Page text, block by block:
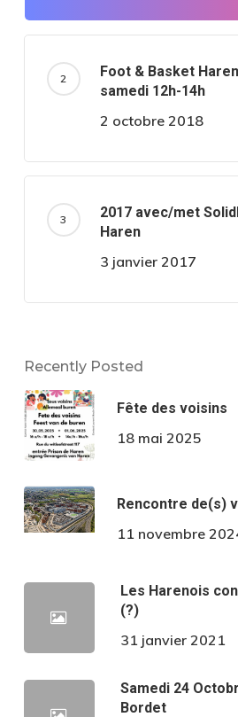
Foot & Basket
samedi 12h-14h
2 octobre 2018
2017 avec/met
Haren
3 janvier 2017
Recently Posted
Fête des voisins
18 mai 2025
Rencontre de(s)
11 novembre
Les Harenois
(?)
31 janvier 2021
Samedi 24
Bordet